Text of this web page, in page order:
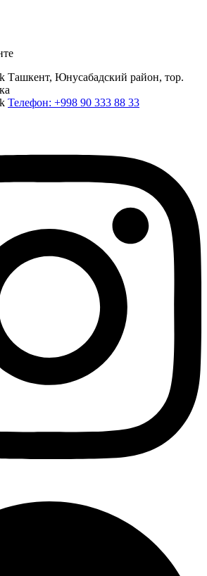
Ташкент, Юнусабадский район, тор.
Телефон: +998 90 333 88 33